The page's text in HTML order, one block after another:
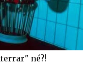
né?!